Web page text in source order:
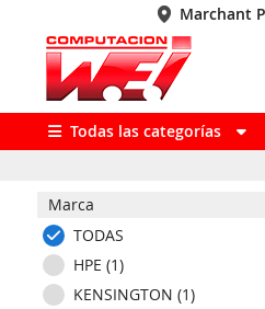
Marchant
Todas las categorías
Marca
TODAS
HPE (1)
KENSINGTON (1)